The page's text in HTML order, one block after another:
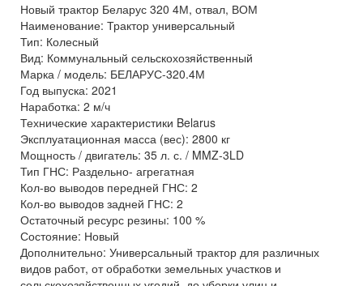
Новый трактор Беларус 320 4М, отвал, ВОМ
Наименование: Трактор универсальный
Тип: Колесный
Вид: Коммунальный сельскохозяйственный
Марка / модель: БЕЛАРУС-320.4М
Год выпуска: 2021
Наработка: 2 м/ч
Технические характеристики Belarus
Эксплуатационная масса (вес): 2800 кг
Мощность / двигатель: 35 л. с. / MMZ-3LD
Тип ГНС: Раздельно- агрегатная
Кол-во выводов передней ГНС: 2
Кол-во выводов задней ГНС: 2
Остаточный ресурс резины: 100 %
Состояние: Новый
Дополнительно: Универсальный трактор для различных
видов работ, от обработки земельных участков и